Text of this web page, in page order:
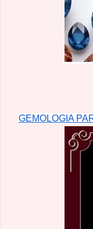
GEMOLOGIA